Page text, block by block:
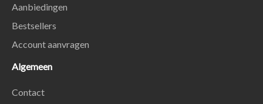
Aanbiedingen
Bestsellers
Account aanvragen
Algemeen
Contact